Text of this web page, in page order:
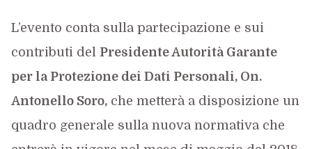
L’evento conta sulla partecipazione e sui
contributi del Presidente Autorità Garante
per la Protezione dei Dati Personali, On.
Antonello Soro,che metterà a disposizione un
quadro generale sulla nuova normativa che